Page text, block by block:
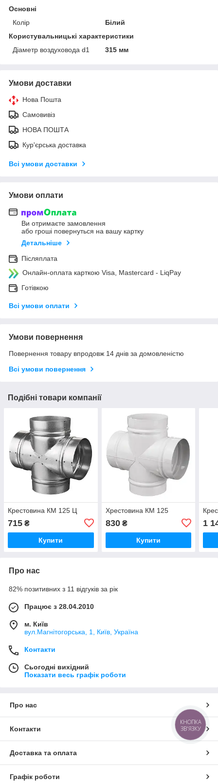
Основні
Колір
Білий
Користувальницькі характеристики
Діаметр воздуховода d1
315 мм
Умови доставки
Нова Пошта
Самовивіз
НОВА ПОШТА
Кур'єрська доставка
Всі умови доставки
Умови оплати
Ви отримаєте замовлення
або гроші повернуться на вашу картку
Детальніше
Післяплата
Онлайн-оплата карткою Visa, Mastercard - LiqPay
Готівкою
Всі умови оплати
Умови повернення
Повернення товару впродовж 14 днів за домовленістю
Всі умови повернення
Подібні товари компанії
Крестовина КМ 125 Ц
715 ₴
Купити
Хрестовина КМ 125
830₴
Купити
1
Про нас
82% позитивних з 11 відгуків за рік
Працює з 28.04.2010
м. Київ
вул.Магнітогорська, 1, Київ, Україна
Контакти
Сьогодні вихідний
Показати весь графік роботи
Про нас
Контакти
Доставка та оплата
Графік роботи
КНОПКА
ЗВ'ЯЗКУ